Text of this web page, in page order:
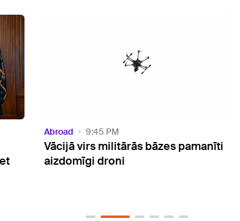
Abroad 8:23 PM
Ukrainas prezidents ieradies vizītē
Serbijā